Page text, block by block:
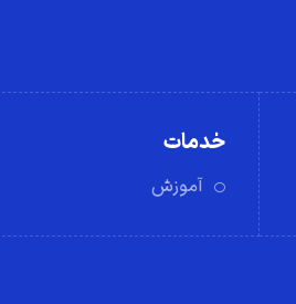
خدمات
آموزش